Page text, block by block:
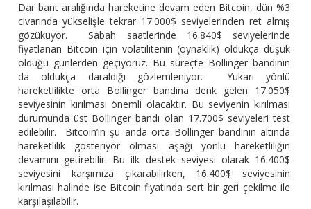
Dar bant aralığında hareketine devam eden Bitcoin, dün %3
civarında yükselişle tekrar 17.000$ seviyelerinden ret almış
gözüküyor. Sabah saatlerinde 16.840$ seviyelerinde
fiyatlanan Bitcoin için volatilitenin (oynaklık) oldukça düşük
olduğu günlerden geçiyoruz. Bu süreçte Bollinger bandının
da oldukça daraldığı gözlemleniyor. Yukarı yönlü
hareketlilikte orta Bollinger bandına denk gelen 17.050$
seviyesinin kırılması önemli olacaktır. Bu seviyenin kırılması
durumunda üst Bollinger bandı olan 17.700$ seviyeleri test
edilebilir. Bitcoin’in şu anda orta Bollinger bandının altında
hareketlilik gösteriyor olması aşağı yönlü hareketliliğin
devamını getirebilir. Bu ilk destek seviyesi olarak 16.400$
seviyesini karşımıza çıkarabilirken, 16.400$ seviyesinin
kırılması halinde ise Bitcoin fiyatında sert bir geri çekilme ile
karşılaşılabilir.